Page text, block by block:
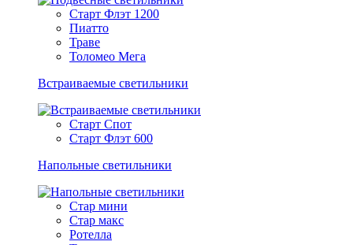
Старт Флэт 1200
Пиатто
Траве
Толомео Мега
Встраиваемые светильники
Старт Спот
Старт Флэт 600
Напольные светильники
Стар мини
Стар макс
Ротелла